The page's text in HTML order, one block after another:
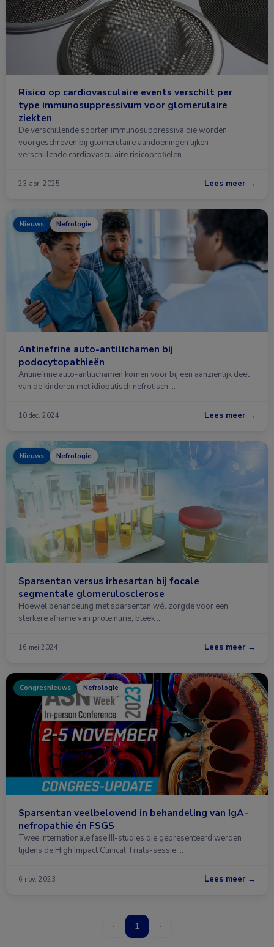
Risico op cardiovasculaire events verschilt per
type immunosuppressivum voor glomerulaire
ziekten
De verschillende soorten immunosuppressiva die worden
voorgeschreven bij glomerulaire aandoeningen lijken
verschillende cardiovasculaire risicoprofielen …
23 apr. 2025 Lees meer →
Nieuws Nefrologie
Antinefrine auto-antilichamen bij
podocytopathieën
Antinefrine auto-antilichamen komen voor bij een aanzienlijk deel
van de kinderen met idiopatisch nefrotisch …
10 dec. 2024 Lees meer →
Nieuws Nefrologie
Sparsentan versus irbesartan bij focale
segmentale glomerulosclerose
Hoewel behandeling met sparsentan wél zorgde voor een
sterkere afname van proteïnurie, bleek …
16 mei 2024 Lees meer →
Congresnieuws Nefrologie
Sparsentan veelbelovend in behandeling van IgA-
nefropathie én FSGS
Twee internationale fase III-studies die gepresenteerd werden
tijdens de High Impact Clinical Trials-sessie …
6 nov. 2023 Lees meer →
‹ 1 ›